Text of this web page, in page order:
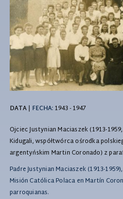
DATA| FECHA: 1943 - 1947
Ojciec Justynian Maciaszek (1913-
Kidugali, współtwórca ośrodka
argentyńskim Martin Coronado) z
Padre Justynian Maciaszek (1913-
Misión Católica Polaca en Martín
parroquianas.